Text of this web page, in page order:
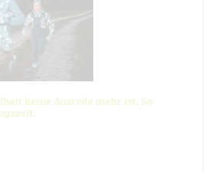
keine Ausrede mehr ist. So